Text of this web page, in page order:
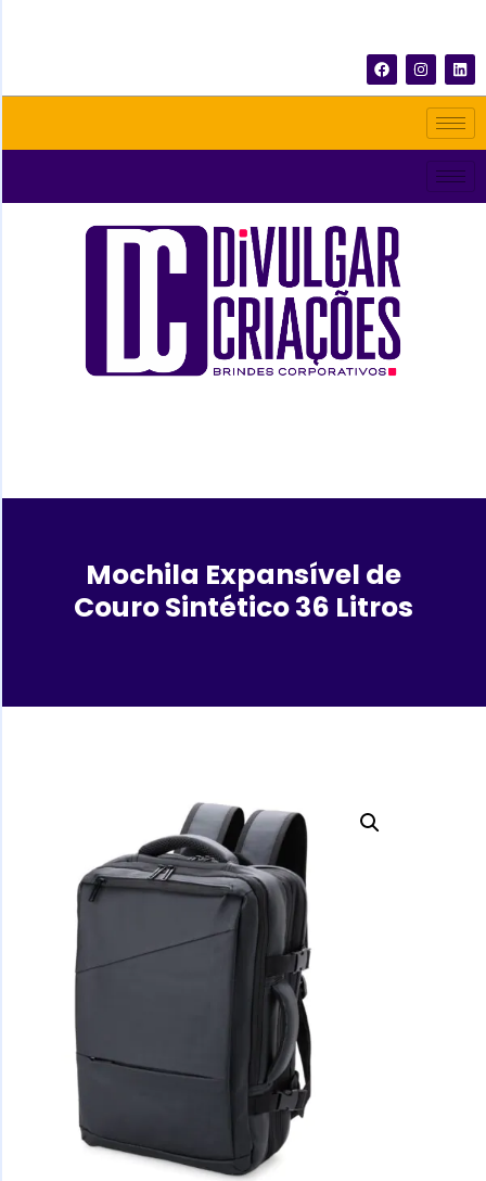
Mochila Expansível de
Couro Sintético 36 Litros